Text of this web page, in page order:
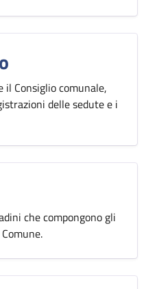
Consiglio comunale,
delle sedute e i
che compongono gli